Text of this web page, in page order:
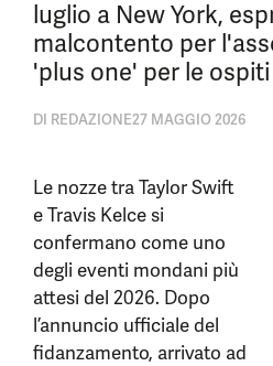
luglio a New York,
malcontento per
'plus one' per le ospiti
DI REDAZIONE27 MAGGIO 2026
Le nozze tra Taylor Swift
e Travis Kelce si
confermano come uno
degli eventi mondani più
attesi del 2026. Dopo
l’annuncio ufficiale del
fidanzamento, arrivato ad